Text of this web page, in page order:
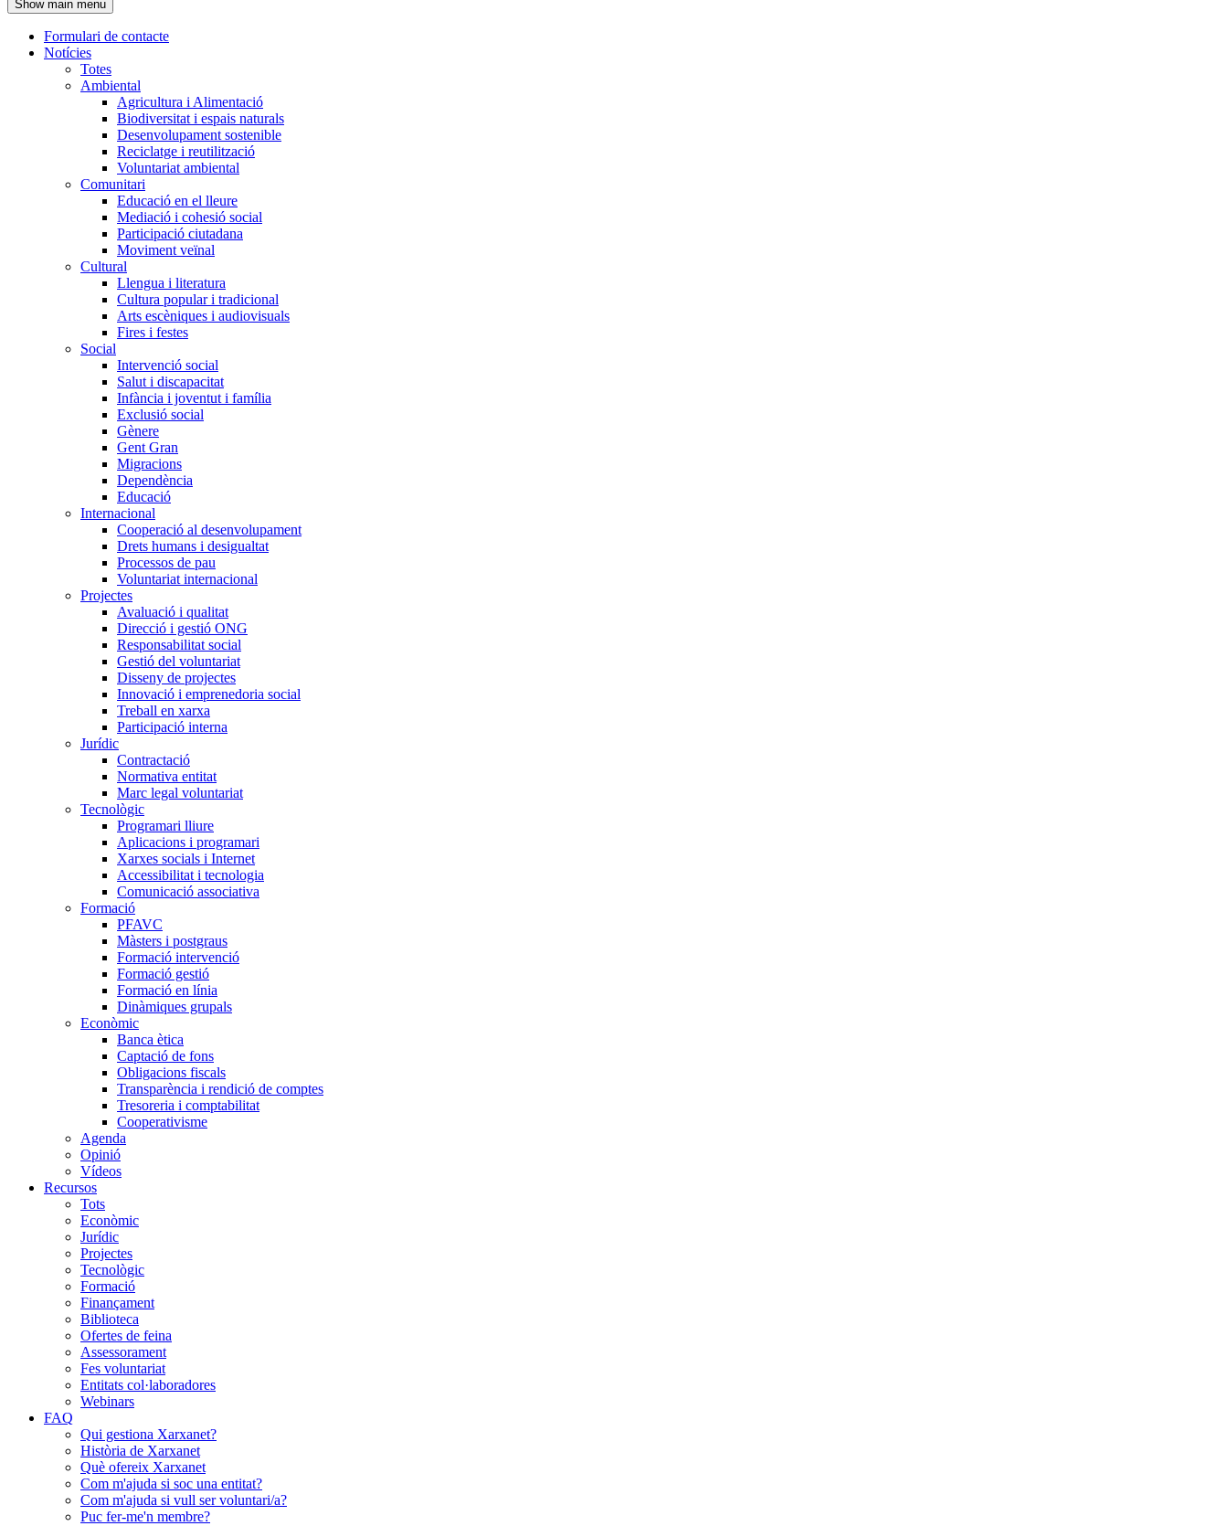
l'encapçalament
Show main menu
Navegació
principal
Formulari de contacte
Notícies
Totes
Ambiental
Agricultura i Alimentació
Biodiversitat i espais naturals
Desenvolupament sostenible
Reciclatge i reutilització
Voluntariat ambiental
Comunitari
Educació en el lleure
Mediació i cohesió social
Participació ciutadana
Moviment veïnal
Cultural
Llengua i literatura
Cultura popular i tradicional
Arts escèniques i audiovisuals
Fires i festes
Social
Intervenció social
Salut i discapacitat
Infància i joventut i família
Exclusió social
Gènere
Gent Gran
Migracions
Dependència
Educació
Internacional
Cooperació al desenvolupament
Drets humans i desigualtat
Processos de pau
Voluntariat internacional
Projectes
Avaluació i qualitat
Direcció i gestió ONG
Responsabilitat social
Gestió del voluntariat
Disseny de projectes
Innovació i emprenedoria social
Treball en xarxa
Participació interna
Jurídic
Contractació
Normativa entitat
Marc legal voluntariat
Tecnològic
Programari lliure
Aplicacions i programari
Xarxes socials i Internet
Accessibilitat i tecnologia
Comunicació associativa
Formació
PFAVC
Màsters i postgraus
Formació intervenció
Formació gestió
Formació en línia
Dinàmiques grupals
Econòmic
Banca ètica
Captació de fons
Obligacions fiscals
Transparència i rendició de comptes
Tresoreria i comptabilitat
Cooperativisme
Agenda
Opinió
Vídeos
Recursos
Tots
Econòmic
Jurídic
Projectes
Tecnològic
Formació
Finançament
Biblioteca
Ofertes de feina
Assessorament
Fes voluntariat
Entitats col·laboradores
Webinars
FAQ
Qui gestiona Xarxanet?
Història de Xarxanet
Què ofereix Xarxanet
Com m'ajuda si soc una entitat?
Com m'ajuda si vull ser voluntari/a?
Puc fer-me'n membre?